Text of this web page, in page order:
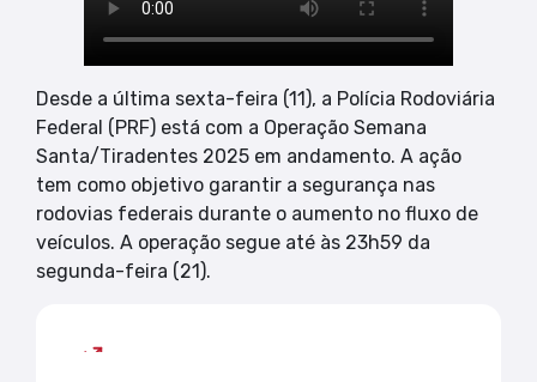
Desde a última sexta-feira (11), a Polícia Rodoviária
Federal (PRF) está com a Operação Semana
Santa/Tiradentes 2025 em andamento. A ação
tem como objetivo garantir a segurança nas
rodovias federais durante o aumento no fluxo de
veículos. A operação segue até às 23h59 da
segunda-feira (21).